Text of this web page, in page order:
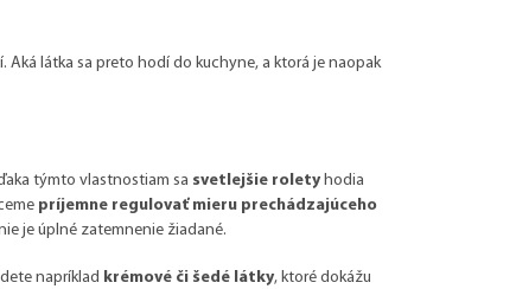
látka sa preto hodí do kuchyne, a ktorá je naopak
týmto vlastnostiam sa svetlejšie rolety hodia
príjemne regulovať mieru prechádzajúceho
je úplné zatemnenie žiadané.
napríklad krémové či šedé látky, ktoré dokážu